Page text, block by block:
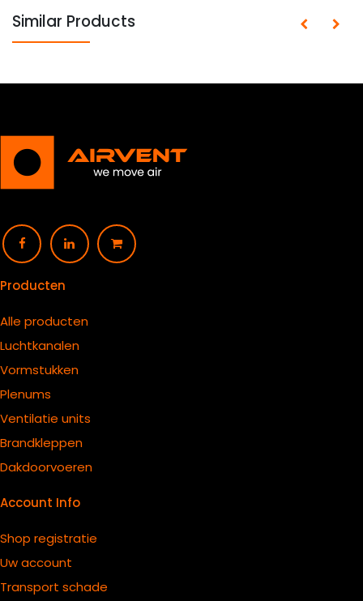
Similar Products
Producten
Alle producten
Luchtkanalen
Vormstukken
Plenums
Ventilatie units
Brandkleppen
Dakdoorvoeren
Account Info
Shop registratie
Uw account
Transport schade